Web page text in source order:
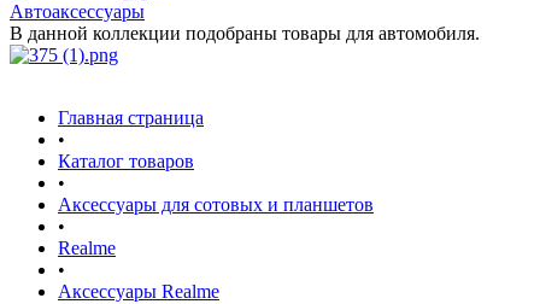
Автоаксессуары
В данной коллекции подобраны товары для автомобиля.
Главная страница
•
Каталог товаров
•
Аксессуары для сотовых и планшетов
•
Realme
•
Аксессуары Realme